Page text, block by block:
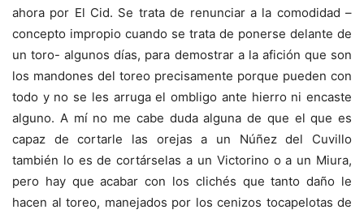
ahora por El Cid. Se trata de renunciar a la comodidad –
concepto impropio cuando se trata de ponerse delante de
un toro- algunos días, para demostrar a la afición que son
los mandones del toreo precisamente porque pueden con
todo y no se les arruga el ombligo ante hierro ni encaste
alguno. A mí no me cabe duda alguna de que el que es
capaz de cortarle las orejas a un Núñez del Cuvillo
también lo es de cortárselas a un Victorino o a un Miura,
pero hay que acabar con los clichés que tanto daño le
hacen al toreo, manejados por los cenizos tocapelotas de